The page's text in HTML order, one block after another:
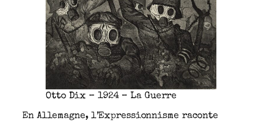
Otto Dix – 1924 – La Guerre
En Allemagne, l’Expressionnisme raconte